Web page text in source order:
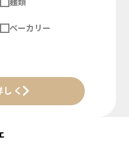
ベーカリー
しく